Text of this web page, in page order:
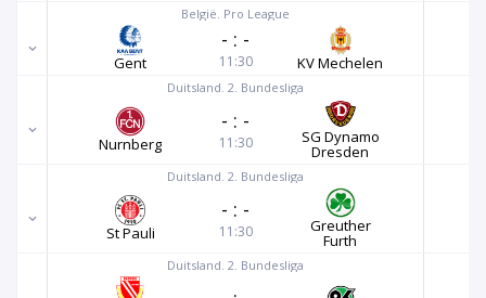
België. Pro League
Gent
- : -
11:30 KV Mechelen
Duitsland. 2. Bundesliga
Nurnberg
- : -
11:30 SG Dynamo
Dresden
Duitsland. 2. Bundesliga
St Pauli
- : -
11:30 Greuther
Furth
Duitsland. 2. Bundesliga